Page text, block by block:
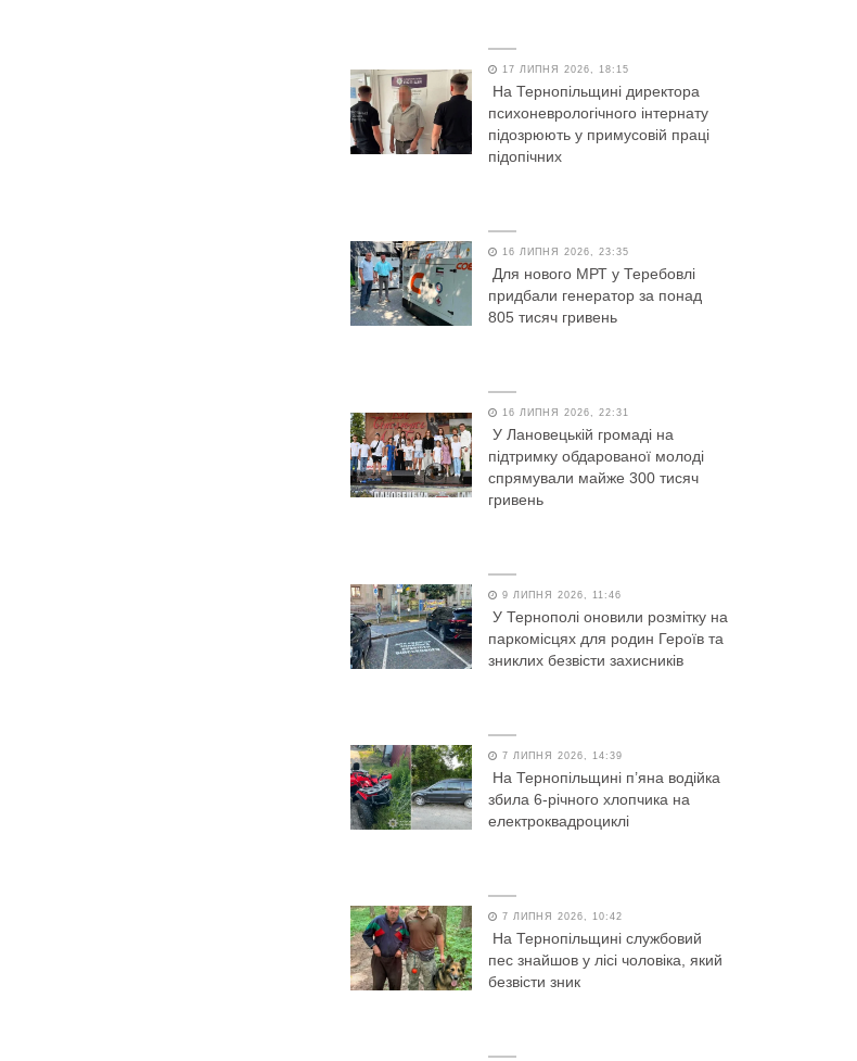
17 ЛИПНЯ 2026, 18:15
На Тернопільщині директора
психоневрологічного інтернату
підозрюють у примусовій праці
підопічних
16 ЛИПНЯ 2026, 23:35
Для нового МРТ у Теребовлі
придбали генератор за понад
805 тисяч гривень
16 ЛИПНЯ 2026, 22:31
У Лановецькій громаді на
підтримку обдарованої молоді
спрямували майже 300 тисяч
гривень
9 ЛИПНЯ 2026, 11:46
У Тернополі оновили розмітку на
паркомісцях для родин Героїв та
зниклих безвісти захисників
7 ЛИПНЯ 2026, 14:39
На Тернопільщині п’яна водійка
збила 6-річного хлопчика на
електроквадроциклі
7 ЛИПНЯ 2026, 10:42
На Тернопільщині службовий
пес знайшов у лісі чоловіка, який
безвісти зник